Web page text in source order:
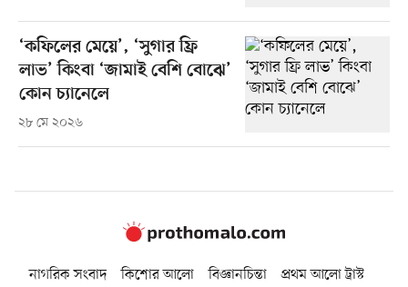
‘কফিলের মেয়ে’, ‘সুগার ফ্রি
লাভ’ কিংবা ‘জামাই বেশি বোঝে’
কোন চ্যানেলে
২৮ মে ২০২৬
নাগরিক সংবাদ কিশোর আলো বিজ্ঞানচিন্তা
প্রথম আলো ট্রাস্ট